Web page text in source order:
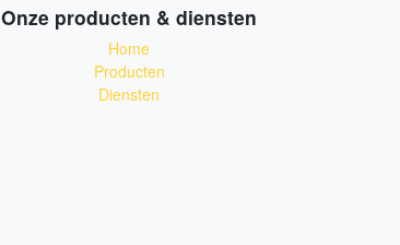
Onze producten & diensten
Home
Producten
Diensten